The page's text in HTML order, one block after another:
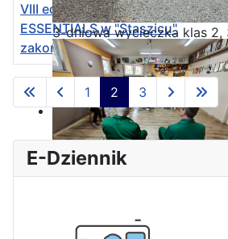
3-dniowa wycieczka klas 2,
4 technikum w Bieszczady
Spis artykułów
VIII edycja kursu CISCO IT
ESSENTIALS w "Staszicu"
zakończona!
1 2 3
E-Dziennik